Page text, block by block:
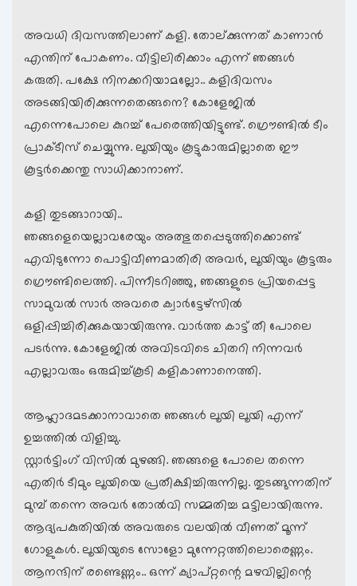
അവധി ദിവസത്തിലാണ് കളി. തോല്ക്കുന്നത് കാണാന്‍
എന്തിന് പോകണം. വീട്ടിലിരിക്കാം എന്ന് ഞങ്ങള്‍
കരുതി. പക്ഷേ നിനക്കറിയാമല്ലോ.. കളിദിവസം
അടങ്ങിയിരിക്കുന്നതെങ്ങനെ? കോളേജില്‍
എന്നെപോലെ കുറച്ച് പേരെത്തിയിട്ടുണ്ട്. ഗ്രൌണ്ടില്‍ ടീം
പ്രാക്ടീസ് ചെയ്യുന്നു. ലൂയിയും കൂട്ടുകാരുമില്ലാതെ ഈ
കൂട്ടര്‍ക്കെന്തു സാധിക്കാനാണ്.
കളി തുടങ്ങാറായി..
ഞങ്ങളെയെല്ലാവരേയും അത്ഭുതപ്പെടുത്തിക്കൊണ്ട്
എവിടുന്നോ പൊട്ടിവീണമാതിരി അവര്‍, ലൂയിയും കൂട്ടരും
ഗ്രൌണ്ടിലെത്തി. പിന്നീടറിഞ്ഞു, ഞങ്ങളുടെ പ്രിയപ്പെട്ട
സാമുവല്‍ സാര്‍ അവരെ ക്വാര്‍ട്ടേഴ്സില്‍
ഒളിപ്പിച്ചിരിക്കുകയായിരുന്നു. വാര്‍ത്ത കാട്ട് തീ പോലെ
പടര്‍ന്നു. കോളേജില്‍ അവിടവിടെ ചിതറി നിന്നവര്‍
എല്ലാവരും ഒരുമിച്ച്കൂടി കളികാണാനെത്തി.
ആഹ്ലാദമടക്കാനാവാതെ ഞങ്ങള്‍ ലൂയി ലൂയി എന്ന്
ഉച്ചത്തില്‍ വിളിച്ചു.
സ്റ്റാര്‍ട്ടിംഗ് വിസില്‍ മുഴങ്ങി. ഞങ്ങളെ പോലെ തന്നെ
എതിര്‍ ടീമും ലൂയിയെ പ്രതീക്ഷിച്ചിരുന്നില്ല. തുടങ്ങുന്നതിന്
മുമ്പ് തന്നെ അവര്‍ തോല്‍വി സമ്മതിച്ച മട്ടിലായിരുന്നു.
ആദ്യപകുതിയില്‍ അവരുടെ വലയില്‍ വീണത് മൂന്ന്
ഗോളുകള്‍. ലൂയിയുടെ സോളോ മുന്നേറ്റത്തിലൊരെണ്ണം.
ആനന്ദിന് രണ്ടെണ്ണം.. ഒന്ന് ക്യാപ്റ്റന്റെ മഴവില്ലിന്റെ